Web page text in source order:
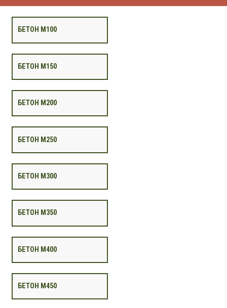
БЕТОН М100
БЕТОН М150
БЕТОН М200
БЕТОН М250
БЕТОН М300
БЕТОН М350
БЕТОН М400
БЕТОН М450